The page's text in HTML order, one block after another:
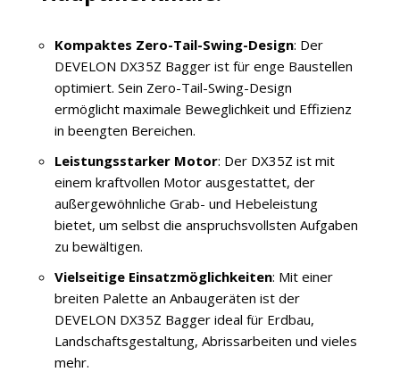
Kompaktes Zero-Tail-Swing-Design: Der
DEVELON DX35Z Bagger ist für enge Baustellen
optimiert. Sein Zero-Tail-Swing-Design
ermöglicht maximale Beweglichkeit und Effizienz
in beengten Bereichen.
Leistungsstarker Motor: Der DX35Z ist mit
einem kraftvollen Motor ausgestattet, der
außergewöhnliche Grab- und Hebeleistung
bietet, um selbst die anspruchsvollsten Aufgaben
zu bewältigen.
Vielseitige Einsatzmöglichkeiten: Mit einer
breiten Palette an Anbaugeräten ist der
DEVELON DX35Z Bagger ideal für Erdbau,
Landschaftsgestaltung, Abrissarbeiten und vieles
mehr.